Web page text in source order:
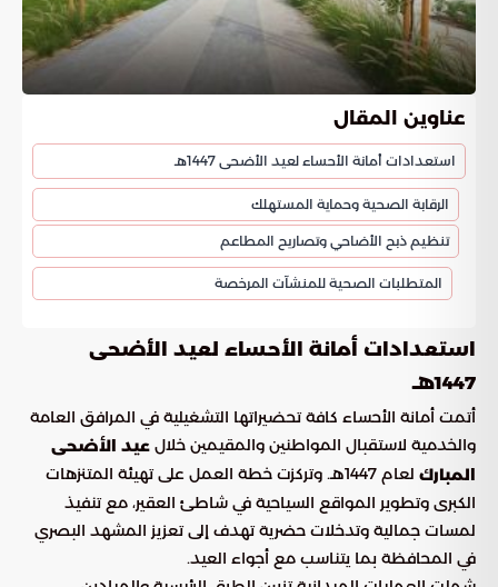
عناوين المقال
استعدادات أمانة الأحساء لعيد الأضحى 1447هـ
الرقابة الصحية وحماية المستهلك
تنظيم ذبح الأضاحي وتصاريح المطاعم
المتطلبات الصحية للمنشآت المرخصة
استعدادات أمانة الأحساء لعيد الأضحى
1447هـ
أتمت أمانة الأحساء كافة تحضيراتها التشغيلية في المرافق العامة
والخدمية لاستقبال المواطنين والمقيمين خلال عيد الأضحى
المبارك
لعام 1447هـ. وتركزت خطة العمل على تهيئة المتنزهات
الكبرى وتطوير المواقع السياحية في شاطئ العقير، مع تنفيذ
لمسات جمالية وتدخلات حضرية تهدف إلى تعزيز المشهد البصري
في المحافظة بما يتناسب مع أجواء العيد.